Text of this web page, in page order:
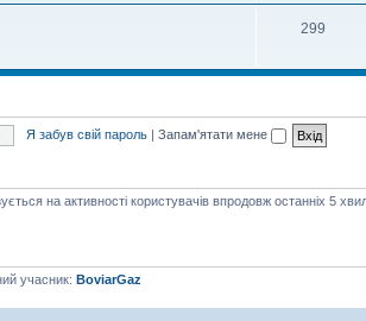
299
Я забув свій пароль | Запам'ятати мене
на активності користувачів впродовж останніх 5
учасник: BoviarGaz